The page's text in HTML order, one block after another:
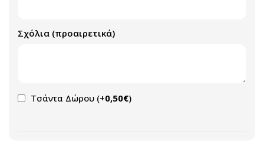
Σχόλια (προαιρετικά)
Τσάντα Δώρου (+0,50€)